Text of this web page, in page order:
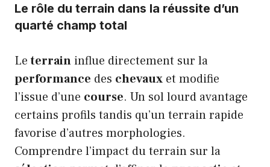
Le rôle du terrain dans la réussite d’un
quarté champ total
Leterrain influe directement sur la
performance des chevaux et modifie
l’issue d’une course. Un sol lourd avantage
certains profils tandis qu’un terrain rapide
favorise d’autres morphologies.
Comprendre l’impact du terrain sur la